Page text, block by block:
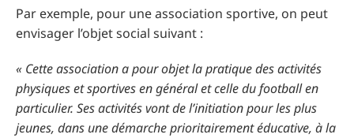
Par exemple, pour une association sportive, on peut
envisager l’objet social suivant :
« Cette association a pour objet la pratique des activités
physiques et sportives en général et celle du football en
particulier. Ses activités vont de l’initiation pour les plus
jeunes, dans une démarche prioritairement éducative, à la